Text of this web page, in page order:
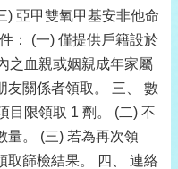
) 亞甲雙氧甲基安非他命
： (一) 僅提供戶籍設於
之血親或姻親成年家屬
友關係者領取。 三、 數
目限領取 1 劑。 (二) 不
量。 (三) 若為再次領
取篩檢結果。 四、 連絡